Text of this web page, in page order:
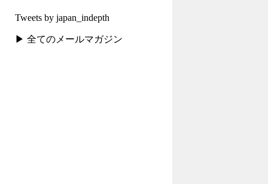
Tweets by japan_indepth
▶ 全てのメールマガジン